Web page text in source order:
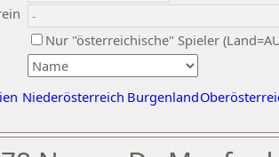
Nur "österreichische" Spieler
Niederösterreich Burgenland